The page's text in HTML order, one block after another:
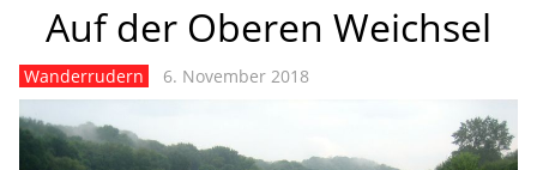
Auf der Oberen Weichsel
Wanderrudern 6. November 2018